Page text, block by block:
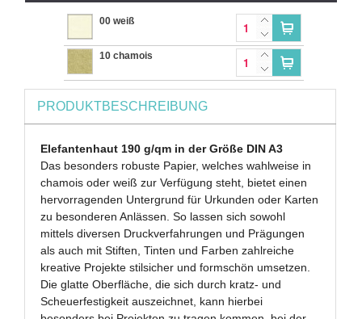
00 weiß
10 chamois
PRODUKTBESCHREIBUNG
Elefantenhaut 190 g/qm in der Größe DIN A3
Das besonders robuste Papier, welches wahlweise in
chamois oder weiß zur Verfügung steht, bietet einen
hervorragenden Untergrund für Urkunden oder Karten
zu besonderen Anlässen. So lassen sich sowohl
mittels diversen Druckverfahrungen und Prägungen
als auch mit Stiften, Tinten und Farben zahlreiche
kreative Projekte stilsicher und formschön umsetzen.
Die glatte Oberfläche, die sich durch kratz- und
Scheuerfestigkeit auszeichnet, kann hierbei